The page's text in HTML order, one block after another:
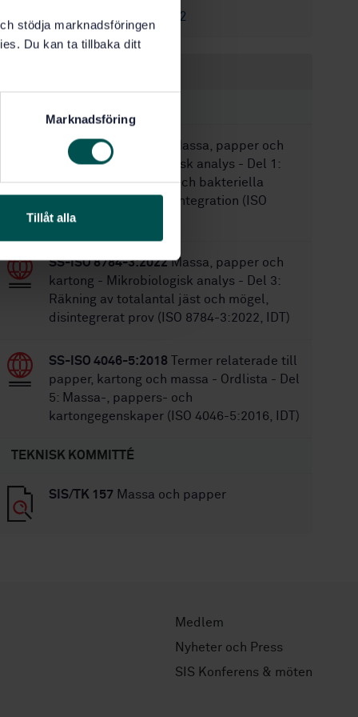
stödja marknadsföringen
Du kan ta tillbaka ditt
Marknadsföring
Tillåt alla
SS-ISO 302:2012
SS-ISO 8784-1:2014
Massa, papper och
kartong - Mikrobiologisk analys - Del 1:
Räkning av bakterier och bakteriella
sporer baserat på disintegration (ISO
8784-1:2014, IDT)
SS-ISO 8784-3:2022Massa, papper och
kartong - Mikrobiologisk analys - Del 3:
Räkning av totalantal jäst och mögel,
disintegrerat prov (ISO 8784-3:2022, IDT)
SS-ISO 4046-5:2018 Termer relaterade till
papper, kartong och massa - Ordlista - Del
5: Massa-, pappers- och
kartongegenskaper (ISO 4046-5:2016, IDT)
TEKNISK KOMMITTÉ
SIS/TK 157 Massa och papper
Medlem
Nyheter och Press
SIS Konferens & möten